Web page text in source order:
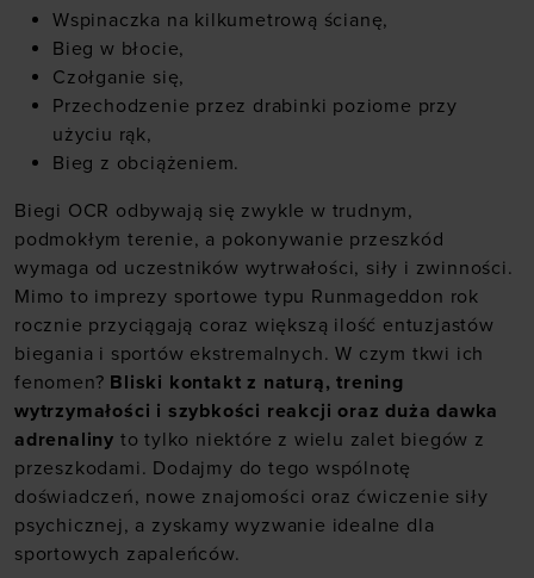
Wspinaczka na kilkumetrową ścianę,
Bieg w błocie,
Czołganie się,
Przechodzenie przez drabinki poziome przy
użyciu rąk,
Bieg z obciążeniem.
Biegi OCR odbywają się zwykle w trudnym,
podmokłym terenie, a pokonywanie przeszkód
wymaga od uczestników wytrwałości, siły i zwinności.
Mimo to imprezy sportowe typu Runmageddon rok
rocznie przyciągają coraz większą ilość entuzjastów
biegania i sportów ekstremalnych. W czym tkwi ich
fenomen? Bliski kontakt z naturą, trening
wytrzymałości i szybkości reakcji oraz duża dawka
adrenaliny to tylko niektóre z wielu zalet biegów z
przeszkodami. Dodajmy do tego wspólnotę
doświadczeń, nowe znajomości oraz ćwiczenie siły
psychicznej, a zyskamy wyzwanie idealne dla
sportowych zapaleńców.